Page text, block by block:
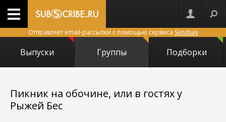
Отправляет email-рассылки с помощью сервиса Sendsay
Выпуски Группы Подборки
Пикник на обочине, или в гостях у
Рыжей Бес